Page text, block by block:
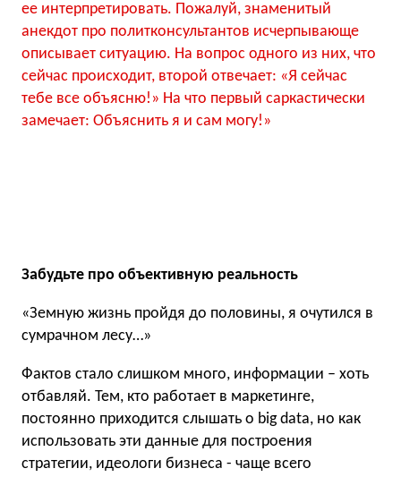
ее интерпретировать. Пожалуй, знаменитый
анекдот про политконсультантов исчерпывающе
описывает ситуацию. На вопрос одного из них, что
сейчас происходит, второй отвечает: «Я сейчас
тебе все объясню!» На что первый саркастически
замечает: Объяснить я и сам могу!»
Забудьте про объективную реальность
«Земную жизнь пройдя до половины, я очутился в
сумрачном лесу…»
Фактов стало слишком много, информации – хоть
отбавляй. Тем, кто работает в маркетинге,
постоянно приходится слышать о big data, но как
использовать эти данные для построения
стратегии, идеологи бизнеса - чаще всего